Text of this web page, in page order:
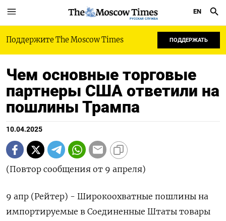
РУССКАЯ СЛУЖБА
EN
Поддержите The Moscow Times ПОДДЕРЖАТЬ
Чем основные торговые
партнеры США ответили на
пошлины Трампа
10.04.2025
(Повтор сообщения от 9 апреля)
9 апр (Рейтер) - Широкоохватные пошлины на
импортируемые в Соединенные Штаты товары